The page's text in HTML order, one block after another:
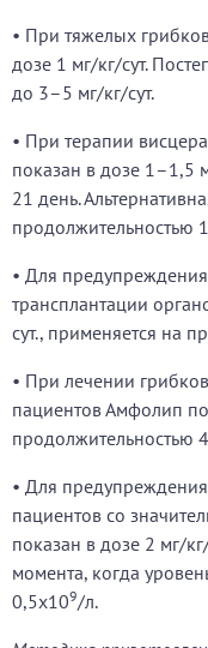
• При тяжелых
дозе 1 мг/кг/сут.
до 3–5 мг/кг/сут.
• При терапии
показан в дозе 1–1,5
21 день.
продолжительностью
• Для
трансплантации
сут., применяется на
• При лечении
пациентов Амфолип
продолжительностью
• Для
пациентов со
показан в дозе 2 мг/
момента, когда
0,5х109/л.